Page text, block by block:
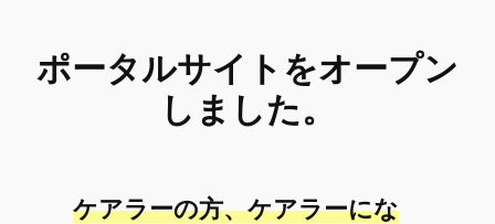
ポータルサイトをオープン
しました。
ケアラーの方、ケアラーにな